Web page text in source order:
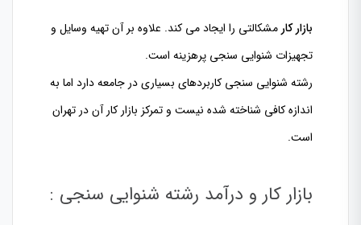
بازار کار مشکالتی را ایجاد می کند. علاوه بر آن تهیه وسایل و
تجهیزات شنوایی سنجی پرهزینه است.
رشته شنوایی سنجی کاربردهای بسیاری در جامعه دارد اما به
اندازه کافی شناخته شده نیست و تمرکز بازار کار آن در تهران
است.
بازار کار و درآمد رشته شنوایی سنجی :